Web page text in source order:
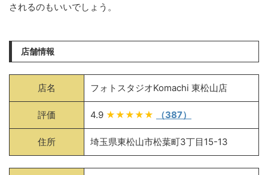
されるのもいいでしょう。
店舗情報
店名 フォトスタジオKomachi 東松山店
評価 4.9 ★★★★★ （387）
住所 埼玉県東松山市松葉町3丁目15-13